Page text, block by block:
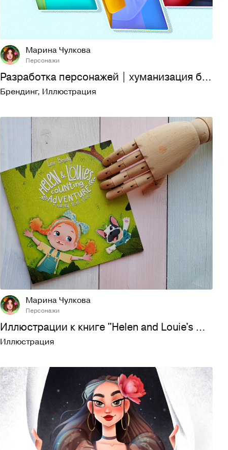
73
Марина Чулкова
Персонажи
Разработка персонажей | хуманизация брендов
Брендинг, Иллюстрация
724
Марина Чулкова
Персонажи
Иллюстрации к книге "Helen and Louie's Counting Adventure"
Иллюстрация